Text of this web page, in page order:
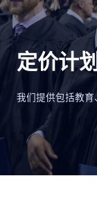
定价计
我们提供包括教育